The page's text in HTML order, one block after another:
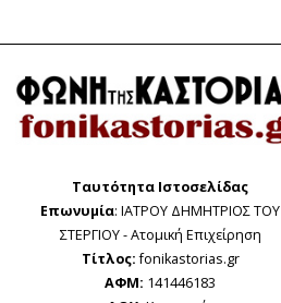
Ταυτότητα Ιστοσελίδας
Επωνυμία: ΙΑΤΡΟΥ ΔΗΜΗΤΡΙΟΣ ΤΟΥ
ΣΤΕΡΓΙΟΥ - Ατομική Επιχείρηση
Τίτλος:fonikastorias.gr
ΑΦΜ: 141446183